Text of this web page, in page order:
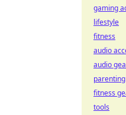
gaming
lifestyle
fitness
audio
audio
parenting
fitness
tools